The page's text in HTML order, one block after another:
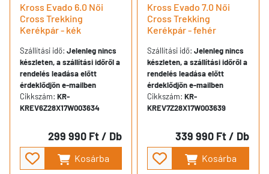
Kross Evado 6.0 Női
Cross Trekking
Kerékpár - kék
Szállítási idő: Jelenleg nincs
készleten, a szállítási időről a
rendelés leadása előtt
érdeklődjön e-mailben
Cikkszám: KR-
KREV6Z28X17W003634
299 990 Ft/ Db
Kosárba
Kross Evado 7.0 Női
Cross Trekking
Kerékpár - fehér
Szállítási idő: Jelenleg nincs
készleten, a szállítási időről a
rendelés leadása előtt
érdeklődjön e-mailben
Cikkszám: KR-
KREV7Z28X17W003639
339 990 Ft/ Db
Kosárba